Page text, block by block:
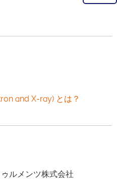
and X-ray) ​とは？
ルメンツ株式会社